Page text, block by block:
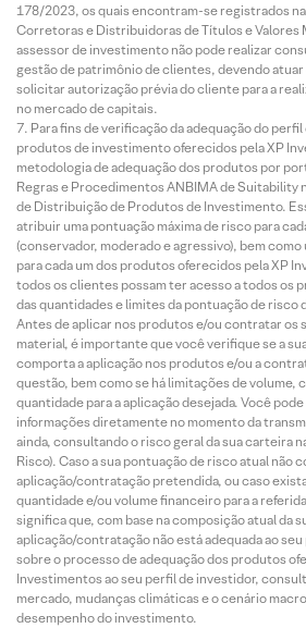
178/2023, os quais encontram-se registrados
Corretoras e Distribuidoras de Títulos e Valores
assessor de investimento não pode realizar
gestão de patrimônio de clientes, devendo
solicitar autorização prévia do cliente para a
no mercado de capitais.
Para fins de verificação da adequação do
produtos de investimento oferecidos pela XP
metodologia de adequação dos produtos por
Regras e Procedimentos ANBIMA de Suitability
de Distribuição de Produtos de Investimento.
atribuir uma pontuação máxima de risco para
(conservador, moderado e agressivo), bem
para cada um dos produtos oferecidos pela XP
todos os clientes possam ter acesso a todos os
das quantidades e limites da pontuação de risco
Antes de aplicar nos produtos e/ou contratar os
material, é importante que você verifique se a
comporta a aplicação nos produtos e/ou a
questão, bem como se há limitações de volume,
quantidade para a aplicação desejada. Você
informações diretamente no momento da
ainda, consultando o risco geral da sua carteira
Risco). Caso a sua pontuação de risco atual não
aplicação/contratação pretendida, ou caso
quantidade e/ou volume financeiro para a
significa que, com base na composição atual da
aplicação/contratação não está adequada ao
sobre o processo de adequação dos produtos
Investimentos ao seu perfil de investidor,
mercado, mudanças climáticas e o cenário
desempenho do investimento.